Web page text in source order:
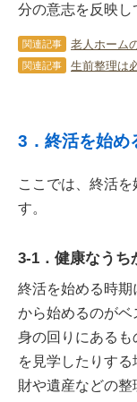
分の意志を反映し
関連記事
関連記事 生前整理は
3．終活を始め
ここでは、終活
す。
3-1．健康なうち
終活を始める時期
から始めるのがベ
身の回りにある
を見学したりす
財や遺産などの整